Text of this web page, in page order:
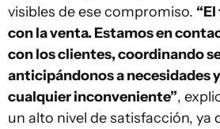
visibles de ese compromiso.
con la venta. Estamos en
con los clientes, coordinando
anticipándonos a necesidades
cualquier inconveniente”,
un alto nivel de satisfacción, ya